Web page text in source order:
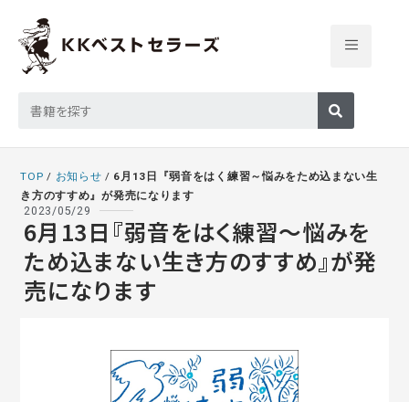
TOP / お知らせ / 6月13日『弱音をはく練習～悩みをため込まない生
き方のすすめ』が発売になります
2023/05/29
6月13日『弱音をはく練習～悩みを
ため込まない生き方のすすめ』が発
売になります